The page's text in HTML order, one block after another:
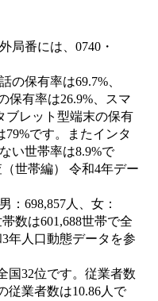
局番には、0740・
の保有率は69.7%、
保有率は26.9%、スマ
ブレット型端末の保有
79%です。またインタ
い世帯率は8.9%で
世帯編） 令和4年デー
：698,857人、女：
数は601,688世帯で全
年人口動態データを参
国32位です。従業者数
従業者数は10.86人で